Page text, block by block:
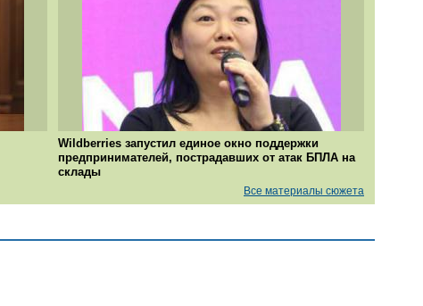
Wildberries запустил единое окно поддержки
предпринимателей, пострадавших от атак БПЛА на
склады
Все материалы сюжета